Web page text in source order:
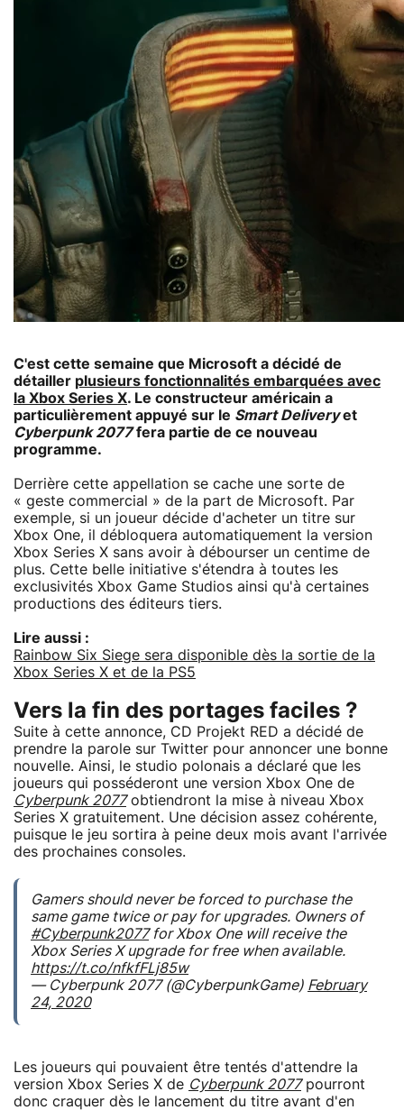
C'est cette semaine que Microsoft a décidé de
détailler plusieurs fonctionnalités embarquées avec
la Xbox Series X. Le constructeur américain a
particulièrement appuyé sur le Smart Deliveryet
Cyberpunk 2077fera partie de ce nouveau
programme.
Derrière cette appellation se cache une sorte de
« geste commercial » de la part de Microsoft. Par
exemple, si un joueur décide d'acheter un titre sur
Xbox One, il débloquera automatiquement la version
Xbox Series X sans avoir à débourser un centime de
plus. Cette belle initiative s'étendra à toutes les
exclusivités Xbox Game Studios ainsi qu'à certaines
productions des éditeurs tiers.
Lire aussi :
Rainbow Six Siege sera disponible dès la sortie de la
Xbox Series X et de la PS5
Vers la fin des portages faciles ?
Suite à cette annonce, CD Projekt RED a décidé de
prendre la parole sur Twitter pour annoncer une bonne
nouvelle. Ainsi, le studio polonais a déclaré que les
joueurs qui posséderont une version Xbox One de
Cyberpunk 2077obtiendront la mise à niveau Xbox
Series X gratuitement. Une décision assez cohérente,
puisque le jeu sortira à peine deux mois avant l'arrivée
des prochaines consoles.
Gamers should never be forced to purchase the
same game twice or pay for upgrades. Owners of
#Cyberpunk2077for Xbox One will receive the
Xbox Series X upgrade for free when available.
https://t.co/nfkfFLj85w
— Cyberpunk 2077 (@CyberpunkGame) February
24, 2020
Les joueurs qui pouvaient être tentés d'attendre la
version Xbox Series X de Cyberpunk 2077pourront
donc craquer dès le lancement du titre avant d'en